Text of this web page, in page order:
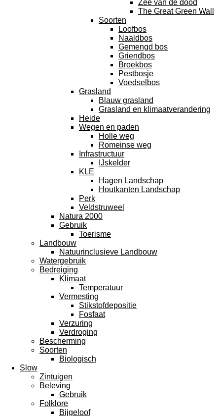
Zee van de dood
The Great Green Wall
Soorten
Loofbos
Naaldbos
Gemengd bos
Griendbos
Broekbos
Pestbosje
Voedselbos
Grasland
Blauw grasland
Grasland en klimaatverandering
Heide
Wegen en paden
Holle weg
Romeinse weg
Infrastructuur
IJskelder
KLE
Hagen Landschap
Houtkanten Landschap
Perk
Veldstruweel
Natura 2000
Gebruik
Toerisme
Landbouw
Natuurinclusieve Landbouw
Watergebruik
Bedreiging
Klimaat
Temperatuur
Vermesting
Stikstofdepositie
Fosfaat
Verzuring
Verdroging
Bescherming
Soorten
Biologisch
Slow
Zintuigen
Beleving
Gebruik
Folklore
Bijgeloof